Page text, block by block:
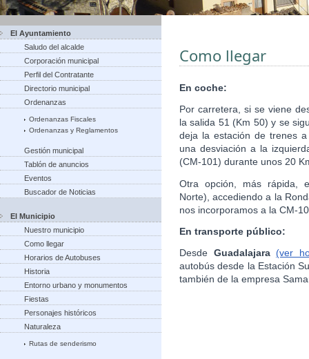
El Ayuntamiento
Saludo del alcalde
Corporación municipal
Perfil del Contratante
Directorio municipal
Ordenanzas
Ordenanzas Fiscales
Ordenanzas y Reglamentos
Gestión municipal
Tablón de anuncios
Eventos
Buscador de Noticias
El Municipio
Nuestro municipio
Como llegar
Horarios de Autobuses
Historia
Entorno urbano y monumentos
Fiestas
Personajes históricos
Naturaleza
Rutas de senderismo
Como llegar
En coche:
Por carretera, si se viene
la salida 51 (Km 50) y se
deja la estación de trenes
una desviación a la
(CM-101) durante unos 20
Otra opción, más rápida,
Norte), accediendo a la
nos incorporamos a la CM-
En transporte público:
Desde Guadalajara (ver
autobús desde la Estación
también de la empresa